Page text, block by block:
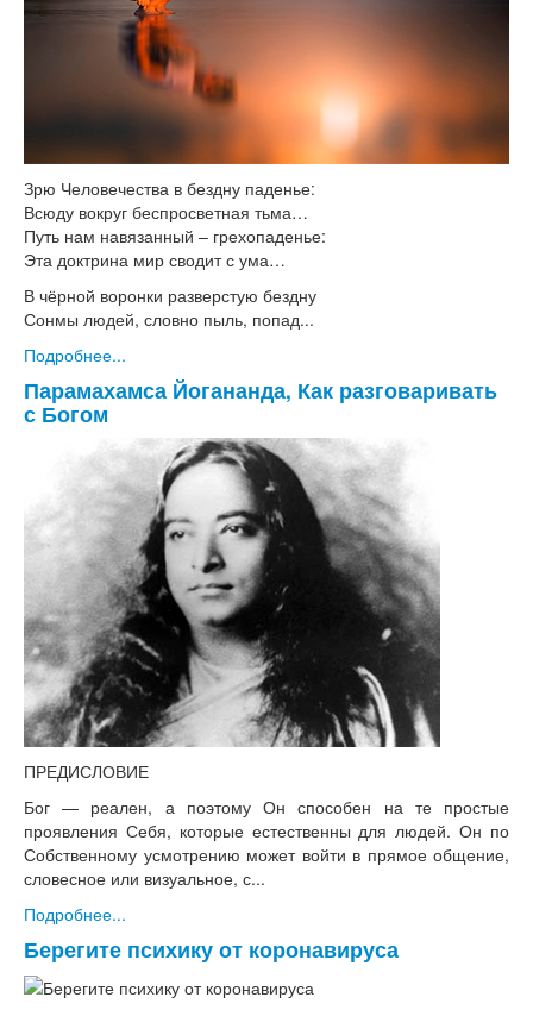
Зрю Человечества в бездну паденье:
Всюду вокруг беспросветная тьма…
Путь нам навязанный – грехопаденье:
Эта доктрина мир сводит с ума…
В чёрной воронки разверстую бездну
Сонмы людей, словно пыль, попад...
Подробнее...
Парамахамса Йогананда, Как разговаривать
с Богом
ПРЕДИСЛОВИЕ
Бог — реален, а поэтому Он способен на те простые
проявления Себя, которые естественны для людей. Он по
Собственному усмотрению может войти в прямое общение,
словесное или визуальное, с...
Подробнее...
Берегите психику от коронавируса